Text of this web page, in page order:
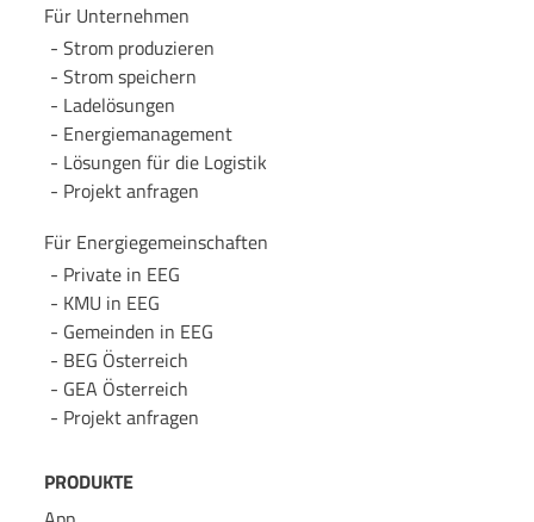
Für Unternehmen
Strom produzieren
Strom speichern
Lade­lösungen
Energie­management
Lösungen für die Logistik
Projekt anfragen
Für Energie­gemeinschaften
Private in EEG
KMU in EEG
Gemeinden in EEG
BEG Österreich
GEA Österreich
Projekt anfragen
PRODUKTE